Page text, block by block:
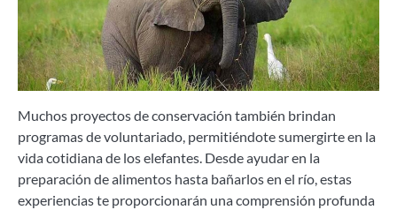
Muchos proyectos de conservación también brindan
programas de voluntariado, permitiéndote sumergirte en la
vida cotidiana de los elefantes. Desde ayudar en la
preparación de alimentos hasta bañarlos en el río, estas
experiencias te proporcionarán una comprensión profunda